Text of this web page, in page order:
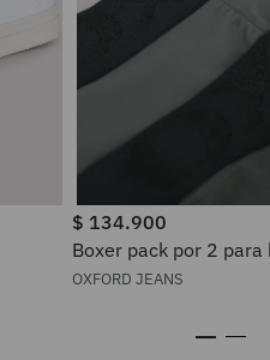
$ 134.900
Boxer pack por 2 para
OXFORD JEANS